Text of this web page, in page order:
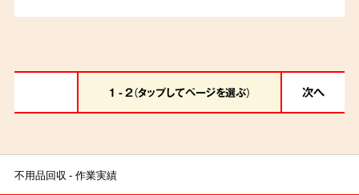
せていただきました。1 - 2（タップしてページを選ぶ） 次へ
不用品回収 作業実績